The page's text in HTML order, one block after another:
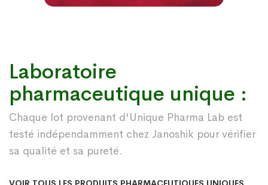
Laboratoire
pharmaceutique unique :
Chaque lot provenant d'Unique Pharma Lab est
testé indépendamment chez Janoshik pour vérifier
sa qualité et sa pureté.